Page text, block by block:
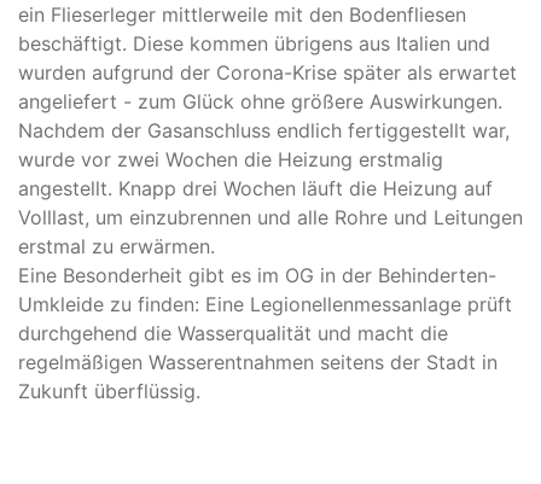
ein Flieserleger mittlerweile mit den Bodenfliesen
beschäftigt. Diese kommen übrigens aus Italien und
wurden aufgrund der Corona-Krise später als erwartet
angeliefert - zum Glück ohne größere Auswirkungen.
Nachdem der Gasanschluss endlich fertiggestellt war,
wurde vor zwei Wochen die Heizung erstmalig
angestellt. Knapp drei Wochen läuft die Heizung auf
Volllast, um einzubrennen und alle Rohre und Leitungen
erstmal zu erwärmen.
Eine Besonderheit gibt es im OG in der Behinderten-
Umkleide zu finden: Eine Legionellenmessanlage prüft
durchgehend die Wasserqualität und macht die
regelmäßigen Wasserentnahmen seitens der Stadt in
Zukunft überflüssig.